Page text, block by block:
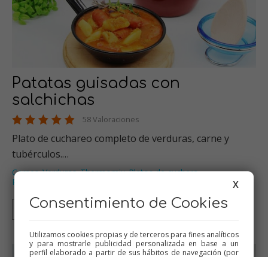
Patatas guisadas con
salchichas
58 Valoraciones
Plato de cuchareo completo de verduras, carne y
tubérculos.…
Carnes,Verduras,Thermomix,Platos de cuchara,
Recetas para dieta
Thermomix Tradicional Olla GM Mambo
X
Consentimiento de Cookies
Utilizamos cookies propias y de terceros para fines analíticos
y para mostrarle publicidad personalizada en base a un
perfil elaborado a partir de sus hábitos de navegación (por